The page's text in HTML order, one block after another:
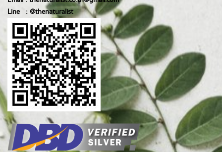
Line : @thenaturalist